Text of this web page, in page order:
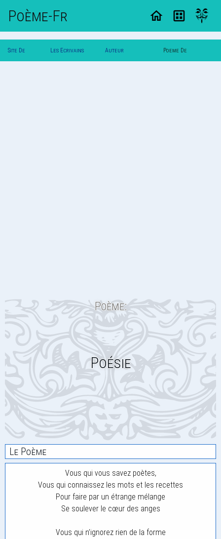
Poème-Fr
Site De Les Ecrivains Auteur Poeme De
Poème:
Poésie
Le Poème
Vous qui vous savez poètes,
Vous qui connaissez les mots et les recettes
Pour faire par un étrange mélange
Se soulever le cœur des anges
Vous qui n’ignorez rien de la forme